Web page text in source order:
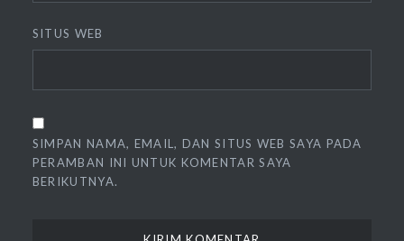
SITUS WEB
SIMPAN NAMA, EMAIL, DAN SITUS WEB SAYA PADA
PERAMBAN INI UNTUK KOMENTAR SAYA
BERIKUTNYA.